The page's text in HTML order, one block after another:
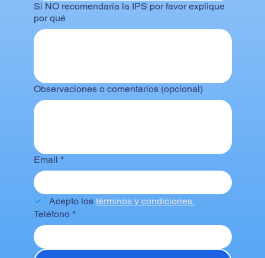
Si NO recomendaría la IPS por favor explique
por qué
Observaciones o comentarios (opcional)
Email *
Acepto los términos y condiciones.
Teléfono *